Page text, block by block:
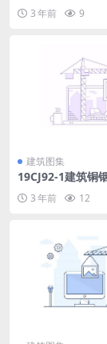
3 年前 9
建筑图集
19CJ92-1建筑铜
伏系统设计与安
3 年前 12